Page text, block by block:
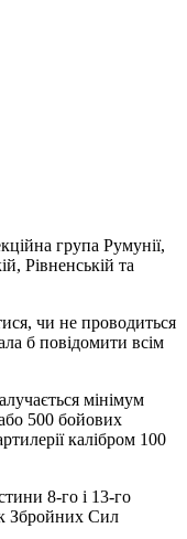
група Румунії,
Рівненській та
чи не проводиться
б повідомити всім
мінімум
500 бойових
калібром 100
8-го і 13-го
Збройних Сил